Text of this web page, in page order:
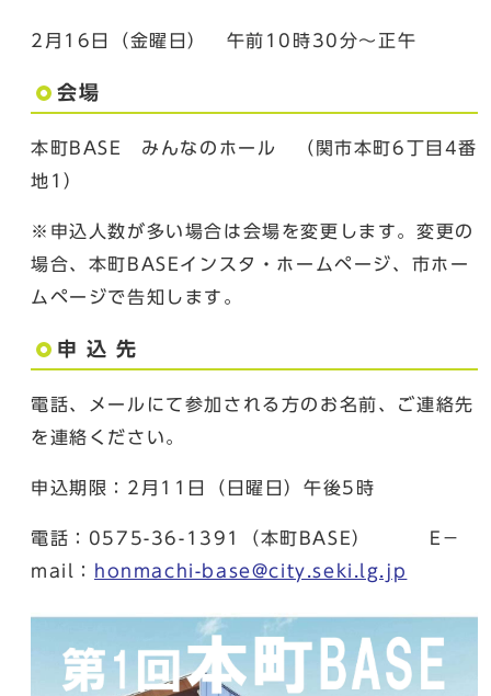
2月16日（金曜日） 午前10時30分～正午
会場
本町BASE みんなのホール （関市本町6丁目4番
地1）
※申込人数が多い場合は会場を変更します。変更の
場合、本町BASEインスタ・ホームページ、市ホー
ムページで告知します。
申 込 先
電話、メールにて参加される方のお名前、ご連絡先
を連絡ください。
申込期限：2月11日（日曜日）午後5時
電話：0575-36-1391（本町BASE） E－
mail：
honmachi-base@city.seki.lg.jp